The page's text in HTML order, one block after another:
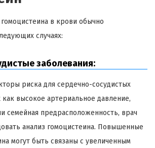
в крови обычно
случаях:
заболевания:
риска для сердечно-сосудистых
как высокое артериальное давление,
семейная предрасположенность, врач
анализ гомоцистеина. Повышенные
могут быть связаны с увеличенным